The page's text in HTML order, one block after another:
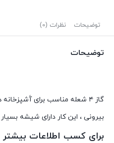
توضیحات نظرات (0)
توضیحات
گاز ۴ شعله مناسب برای
بیرونی ، این کار دارای شیشه
برای کسب اطلاعات بیشتر